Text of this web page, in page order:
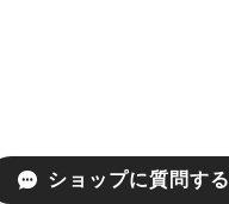
ショップに質問する